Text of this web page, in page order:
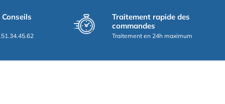
Traitement rapide des
commandes
Traitement en 24h maximum